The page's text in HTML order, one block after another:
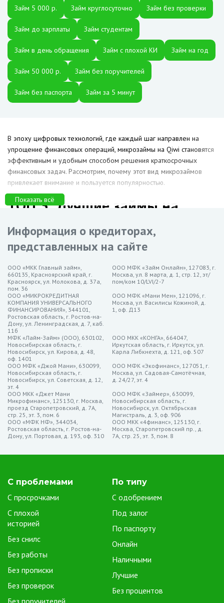
Займ 5 000 р. Займ круглосуточно Займ без проверки
Займ до зарплаты Займ студентам
Займ в день обращения Займ с плохой КИ Займ на год
Займ 50 000 р. Займ без поручителей
Займ без паспорта Займ за 5 минут
В эпоху цифровых технологий, где каждый шаг направлен на
упрощение финансовых операций, микрозаймы на Qiwi становятся
эффективным и удобным способом решения краткосрочных
финансовых задач. Рассмотрим, почему этот вид микрозаймов
привлекает внимание и пользуется популярностью.
ТОП 3: Лучшие займы на
Звенигороде
0%
MoneyMan — до 30 000 рублей на срок до 21 дня, ставка от
0%
МигКредит — до 30 000 рублей на срок до 21 дня, ставка
от 0%
Особенности займов на
кошелёк в Звенигороде
Моментальный доступ к средствам. Одним из ключевых
преимуществ микрозаймов на Qiwi является мгновенный доступ
к средствам. Сразу после одобрения заявки, необходимая
сумма переводится на Qiwi-кошелек заемщика.
Простота оформления через мобильное приложение.
Многие микрофинансовые организации предоставляют
мобильное приложение, что делает процесс максимально
Без наличия банковской карты. Для получения микрозайма на
Qiwi не требуется наличие банковской карты, что является
значительным преимуществом для тех, кто предпочитает
электронные кошельки.
Гибкость использования средств. Полученные на Qiwi-
кошелек средства можно легко использовать для онлайн-
платежей, оплаты услуг, покупок, а также для переводов другим
Безопасность электронных транзакций. Надежные
микрофинансовые компании обеспечивают высокий уровень
безопасности электронных транзакций, защищая финансовую
Показать всё
Информация о кредиторах,
представленных на сайте
ООО «МКК Главный займ»,
660135, Красноярский край, г.
Красноярск, ул. Молокова, д. 37а,
пом. 36
ООО МФК «Займ Онлайн», 127083, г.
Москва, ул. 8 марта, д. 1, стр. 12, эт/
пом/ком 10/LVI/2-7
ООО «МИКРОКРЕДИТНАЯ
КОМПАНИЯ УНИВЕРСАЛЬНОГО
ФИНАНСИРОВАНИЯ», 344101,
Ростовская область, г. Ростов-на-
Дону, ул. Ленинградская, д. 7, каб.
11б
ООО МФК «Мани Мен», 121096, г.
Москва, ул. Василисы Кожиной, д.
1, оф. Д13
МФК «Лайм-Займ» (ООО), 630102,
Новосибирская область, г.
Новосибирск, ул. Кирова, д. 48,
оф. 1401
ООО МКК «КОНГА», 664047,
Иркутская область, г. Иркутск, ул.
Карла Либкнехта, д. 121, оф. 507
ООО МФК «Джой Мани», 630099,
Новосибирская область, г.
Новосибирск, ул. Советская, д. 12,
эт. 4
ООО МФК «Экофинанс», 127051, г.
Москва, ул. Садовая-Самотёчная,
д. 24/27, эт. 4
ООО МКК «Джет Мани
Микрофинанс», 125130, г. Москва,
проезд Старопетровский, д. 7А,
стр. 25, эт. 3, пом. 6
ООО МФК «Займер», 630099,
Новосибирская область, г.
Новосибирск, ул. Октябрьская
Магистраль, д. 3, оф. 906
ООО «МФК НФ», 344034,
Ростовская область, г. Ростов-на-
Дону, ул. Портовая, д. 193, оф. 310
ООО МКК «4финанс», 125130, г.
Москва, Старопетровский пр., д.
7А, стр. 25, эт. 3, пом. 8
С проблемами
С просрочками
С плохой
историей
Без снилс
Без работы
Без прописки
Без проверок
Без поручителей
По типу
С одобрением
Под залог
По паспорту
Онлайн
Наличными
Лучшие
Без процентов